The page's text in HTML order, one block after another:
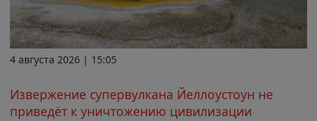
4 августа 2026 | 15:05
Извержение супервулкана Йеллоустоун не
приведёт к уничтожению цивилизации